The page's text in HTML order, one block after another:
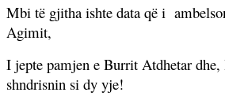
Mbi të gjitha ishte data që i
Agimit,
I jepte pamjen e Burrit Atdhetar
shndrisnin si dy yje!